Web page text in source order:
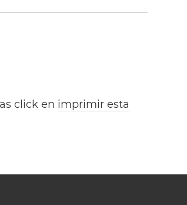
click en imprimir esta